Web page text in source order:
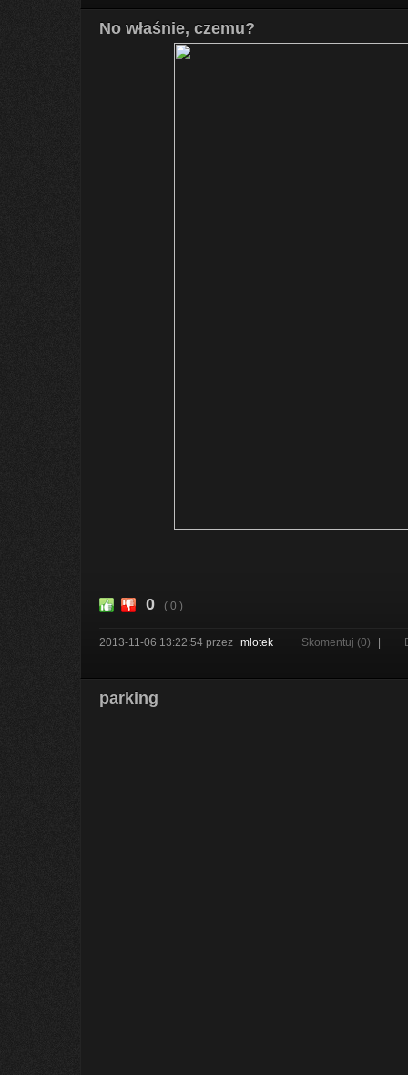
No właśnie, czemu?
0 ( 0 )
2013-11-06 13:22:54 przez mlotek Skomentuj (0)
parking